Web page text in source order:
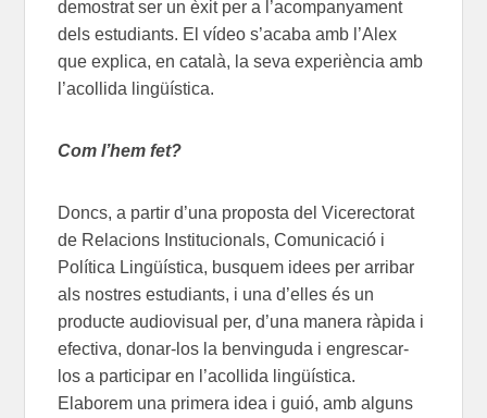
demostrat ser un èxit per a l’acompanyament
dels estudiants. El vídeo s’acaba amb l’Alex
que explica, en català, la seva experiència amb
l’acollida lingüística.
Com l’hem fet?
Doncs, a partir d’una proposta del Vicerectorat
de Relacions Institucionals, Comunicació i
Política Lingüística, busquem idees per arribar
als nostres estudiants, i una d’elles és un
producte audiovisual per, d’una manera ràpida i
efectiva, donar-los la benvinguda i engrescar-
los a participar en l’acollida lingüística.
Elaborem una primera idea i guió, amb alguns